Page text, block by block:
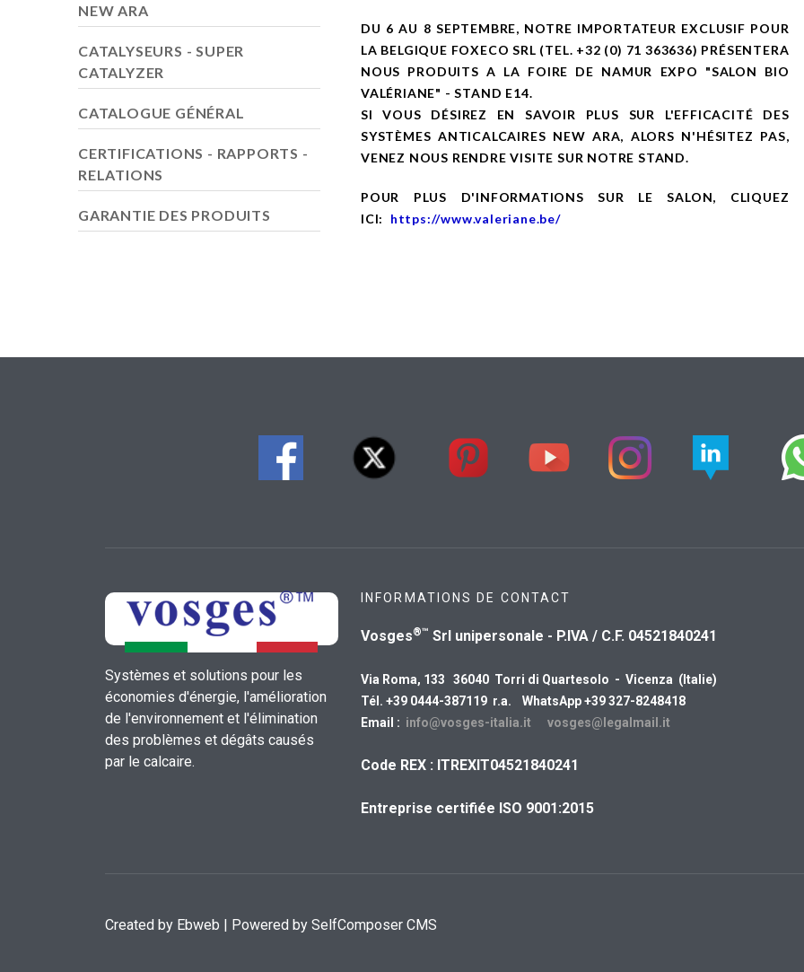
DU 6 AU 8 SEPTEMBRE, NOTRE IMPORTATEUR EXCLUSIF POUR
LA BELGIQUE FOXECO SRL (TEL. +32 (0) 71 363636) PRÉSENTERA
NOUS PRODUITS A LA FOIRE DE NAMUR EXPO "SALON BIO
VALÉRIANE" - STAND E14.
SI VOUS DÉSIREZ EN SAVOIR PLUS SUR L'EFFICACITÉ DES
SYSTÈMES ANTICALCAIRES NEW ARA, ALORS N'HÉSITEZ PAS,
VENEZ NOUS RENDRE VISITE SUR NOTRE STAND.
POUR PLUS D'INFORMATIONS SUR LE SALON, CLIQUEZ
ICI: https://www.valeriane.be/
NEW ARA
CATALYSEURS - SUPER
CATALYZER
CATALOGUE GÉNÉRAL
CERTIFICATIONS - RAPPORTS -
RELATIONS
GARANTIE DES PRODUITS
Systèmes et solutions pour les
économies d'énergie, l'amélioration
de l'environnement et l'élimination
des problèmes et dégâts causés
par le calcaire.
INFORMATIONS DE CONTACT
Vosges®™ Srl unipersonale - P.IVA / C.F. 04521840241
Via Roma, 133 36040 Torri di Quartesolo - Vicenza (Italie)
Tél. +39 0444-387119 r.a. WhatsApp +39 327-8248418
Email : info@vosges-italia.it vosges@legalmail.it
Code REX : ITREXIT04521840241
Entreprise certifiée ISO 9001:2015
Created by Ebweb | Powered by SelfComposer CMS